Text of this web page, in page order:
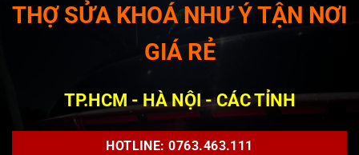
THỢ SỬA KHOÁ NHƯ Ý TẬN NƠI
GIÁ RẺ
TP.HCM - HÀ NỘI - CÁC TỈNH
HOTLINE: 0763.463.111